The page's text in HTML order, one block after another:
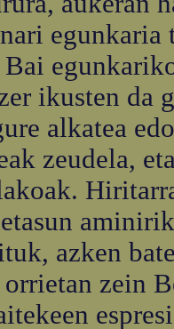
egunkaria
ikusten da
alkatea
zeudela,
azken
zein